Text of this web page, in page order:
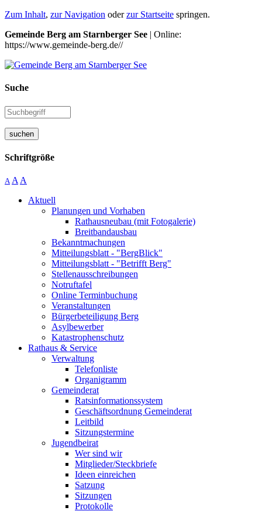
Zum Inhalt, zur Navigation oderzur Startseite springen.
Gemeinde Berg am Starnberger See | Online:
https://www.gemeinde-berg.de//
Suche
suchen
Schriftgröße
A A A
Aktuell
Planungen und Vorhaben
Rathausneubau (mit Fotogalerie)
Breitbandausbau
Bekanntmachungen
Mitteilungsblatt - "BergBlick"
Mitteilungsblatt - "Betrifft Berg"
Stellenausschreibungen
Notruftafel
Online Terminbuchung
Veranstaltungen
Bürgerbeteiligung Berg
Asylbewerber
Katastrophenschutz
Rathaus & Service
Verwaltung
Telefonliste
Organigramm
Gemeinderat
Ratsinformationssystem
Geschäftsordnung Gemeinderat
Leitbild
Sitzungstermine
Jugendbeirat
Wer sind wir
Mitglieder/Steckbriefe
Ideen einreichen
Satzung
Sitzungen
Protokolle